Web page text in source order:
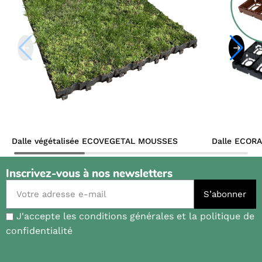
Dalle végétalisée ECOVEGETAL MOUSSES Dalle
Inscrivez-vous à nos newsletters
S’abonner
J'accepte les conditions générales et la politique de
confidentialité